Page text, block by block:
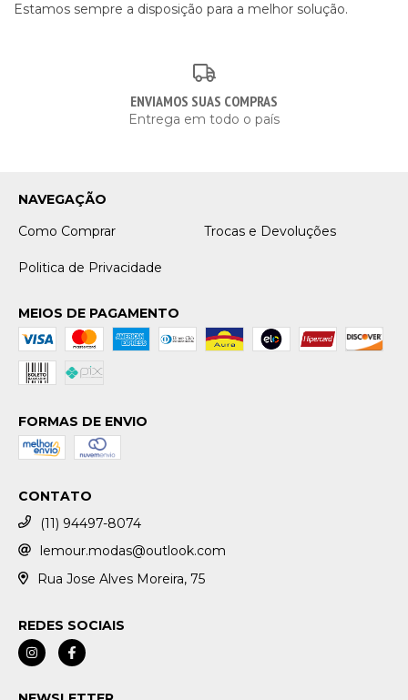
Estamos sempre a disposição para a melhor solução.
ENVIAMOS SUAS COMPRAS
Entrega em todo o país
NAVEGAÇÃO
Como Comprar
Trocas e Devoluções
Politica de Privacidade
MEIOS DE PAGAMENTO
FORMAS DE ENVIO
CONTATO
(11) 94497-8074
lemour.modas@outlook.com
Rua Jose Alves Moreira, 75
REDES SOCIAIS